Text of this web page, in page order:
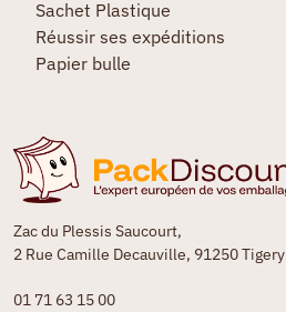
Zac du Plessis Saucourt,
2 Rue Camille Decauville, 91250 Tigery
01 71 63 15 00
Sachet Plastique
Réussir ses expéditions
Papier bulle